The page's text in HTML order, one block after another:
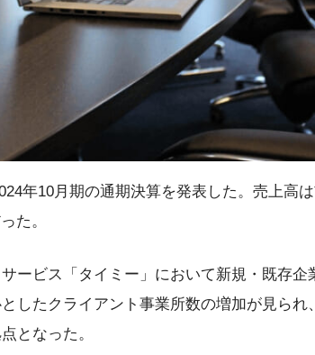
年10月期の通期決算を発表した。売上高
た。
ービス「タイミー」において新規・既存企
したクライアント事業所数の増加が見られ
となった。